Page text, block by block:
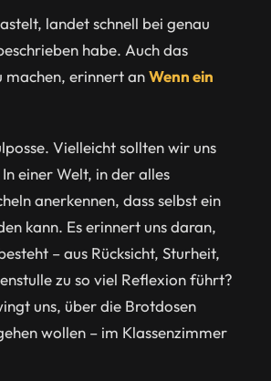
landet schnell bei genau
habe. Auch das
machen, erinnert anWenn ein
Vielleicht sollten wir uns
einer Welt, in der alles
anerkennen, dass selbst ein
kann. Es erinnert uns daran,
– aus Rücksicht, Sturheit,
zu so viel Reflexion führt?
uns, über die Brotdosen
wollen – im Klassenzimmer